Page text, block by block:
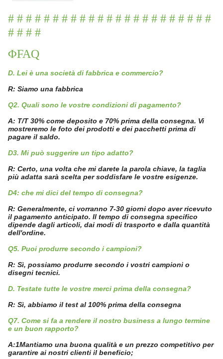
# # # # # # # # # # # # # # # # # # # # # # #
# # # #
ΦFAQ
D. Lei è una società di fabbrica e commercio?
R: Siamo una fabbrica
Q2. Quali sono le vostre condizioni di pagamento?
A: T/T 30% come deposito e 70% prima della consegna. Vi
mostreremo le foto dei prodotti e dei pacchetti prima di
pagare il saldo.
D3. Mi può suggerire un tipo adatto?
R: Certo, una volta che mi darete la parola chiave, la taglia
più adatta sarà scelta per soddisfare le vostre esigenze.
D4: che mi dici del tempo di consegna?
R: Generalmente, ci vorranno 7-30 giorni dopo aver ricevuto
il pagamento anticipato. Il tempo di consegna specifico
dipende dagli articoli, dai modi di trasporto e dalla quantità
dell'ordine.
Q5. Puoi produrre secondo i campioni?
R: Sì, possiamo produrre secondo i vostri campioni o
disegni tecnici.
D. Testate tutte le vostre merci prima della consegna?
R: Sì, abbiamo il test al 100% prima della consegna
Q7. Come si fa a rendere il nostro business a lungo termine
e un buon rapporto?
A:1Mantiamo una buona qualità e un prezzo competitivo per
garantire ai nostri clienti il beneficio;